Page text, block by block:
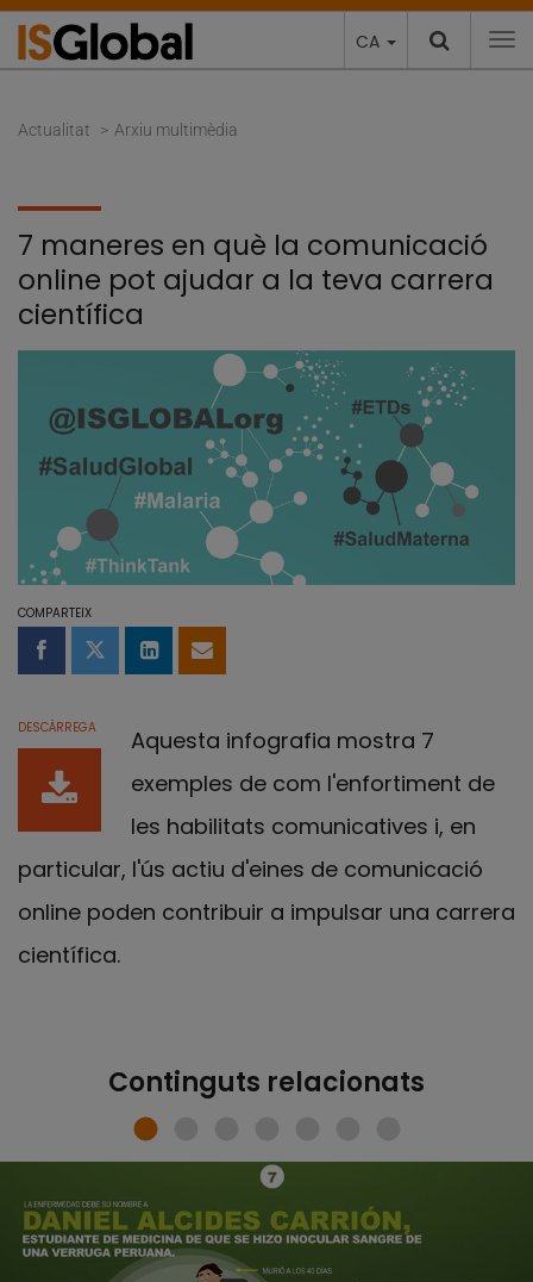
CA
Actualitat Arxiu multimèdia
7 maneres en què la comunicació
online pot ajudar a la teva carrera
científica
COMPARTEIX
Compartir a Facebook
Compartir a Twitter
Comparteix a LinkedIn
Comparteix per email
DESCÀRREGA
Aquesta infografia mostra 7
exemples de com l'enfortiment de
les habilitats comunicatives i, en
particular, l'ús actiu d'eines de comunicació
online poden contribuir a impulsar una carrera
científica.
Continguts relacionats